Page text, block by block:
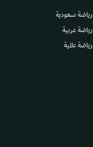
رياضة سعودية
رياضة عربية
رياضة عالمية